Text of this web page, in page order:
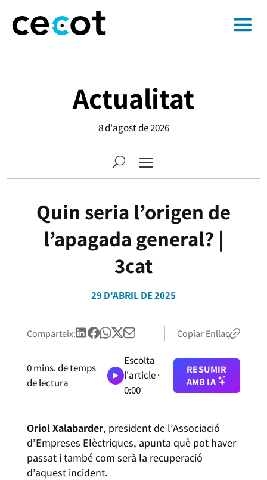
Actualitat
8 d'agost de 2026
Quin seria l’origen de
l’apagada general? |
3cat
29 D'ABRIL DE 2025
Comparteix: Copiar Enllaç
0mins. de temps
de lectura
Escolta
l'article ·
0:00
RESUMIR
AMB IA
Oriol Xalabarder, president de l’Associació
d’Empreses Elèctriques, apunta què pot haver
passat i també com serà la recuperació
d’aquest incident.